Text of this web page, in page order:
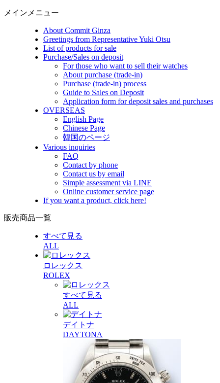
メインメニュー
About Commit Ginza
Greetings from Representative Yuki Otsu
List of products for sale
Purchase/Sales on deposit
For those who want to sell their watches
About purchase (trade-in)
Purchase (trade-in) process
Guide to Sales on Deposit
Application form for deposit sales and purchases
OVERSEAS
English Page
Chinese Page
韓国のページ
Various inquiries
FAQ
Contact by phone
Contact us by email
Simple assessment via LINE
Online customer service page
If you want a product, click here!
販売商品一覧
すべて見る
ALL
ロレックス
ROLEX
すべて見る
ALL
デイトナ
DAYTONA